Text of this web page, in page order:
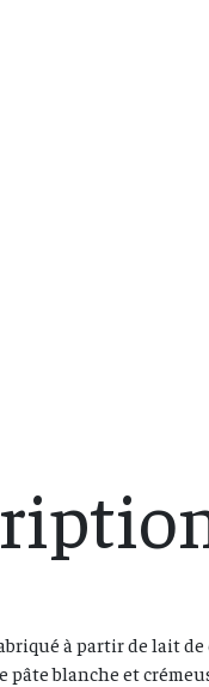
à partir de lait
pâte blanche et